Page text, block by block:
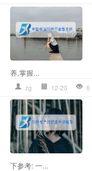
养,掌握...
zg 12-20 6
下参考: 一...